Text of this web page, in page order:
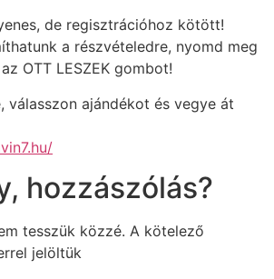
de regisztrációhoz kötött!
a részvételedre, nyomd meg
OTT LESZEK gombot!
válasszon ajándékot és vegye át
hozzászólás?
tesszük közzé. A kötelező
jelöltük